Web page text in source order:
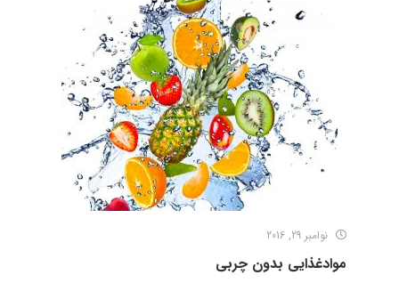
نوامبر 29, 2016
موادغذایی بدون چربی